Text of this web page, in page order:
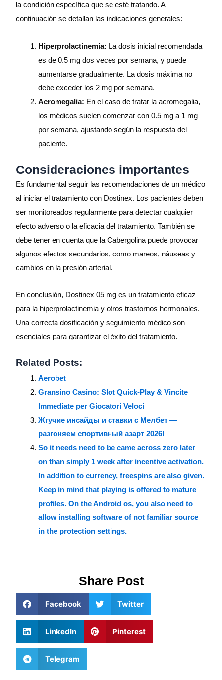
la condición específica que se esté tratando. A
continuación se detallan las indicaciones generales:
Hiperprolactinemia: La dosis inicial recomendada
es de 0.5 mg dos veces por semana, y puede
aumentarse gradualmente. La dosis máxima no
debe exceder los 2 mg por semana.
Acromegalia: En el caso de tratar la acromegalia,
los médicos suelen comenzar con 0.5 mg a 1 mg
por semana, ajustando según la respuesta del
paciente.
Consideraciones importantes
Es fundamental seguir las recomendaciones de un médico
al iniciar el tratamiento con Dostinex. Los pacientes deben
ser monitoreados regularmente para detectar cualquier
efecto adverso o la eficacia del tratamiento. También se
debe tener en cuenta que la Cabergolina puede provocar
algunos efectos secundarios, como mareos, náuseas y
cambios en la presión arterial.
En conclusión, Dostinex 05 mg es un tratamiento eficaz
para la hiperprolactinemia y otros trastornos hormonales.
Una correcta dosificación y seguimiento médico son
esenciales para garantizar el éxito del tratamiento.
Related Posts:
Aerobet
Gransino Casino: Slot Quick‑Play & Vincite
Immediate per Giocatori Veloci
Жгучие инсайды и ставки с Мелбет —
разгоняем спортивный азарт 2026!
So it needs need to be came across zero later
on than simply 1 week after incentive activation.
In addition to currency, freespins are also given.
Keep in mind that playing is offered to mature
profiles. On the Android os, you also need to
allow installing software of not familiar source
in the protection settings.
Share Post
Facebook Twitter
LinkedIn Pinterest
Telegram